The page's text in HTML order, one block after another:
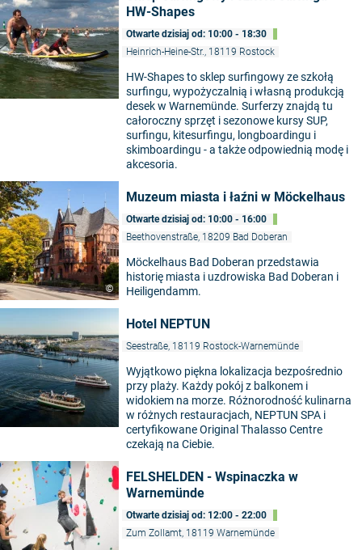
HW-Shapes
Otwarte dzisiaj od: 10:00 - 18:30
Heinrich-Heine-Str., 18119 Rostock
HW-Shapes to sklep surfingowy ze szkołą
surfingu, wypożyczalnią i własną produkcją
desek w Warnemünde. Surferzy znajdą tu
całoroczny sprzęt i sezonowe kursy SUP,
surfingu, kitesurfingu, longboardingu i
skimboardingu - a także odpowiednią modę i
akcesoria.
©
Muzeum miasta i łaźni w Möckelhaus
Otwarte dzisiaj od: 10:00 - 16:00
Beethovenstraße, 18209 Bad Doberan
Möckelhaus Bad Doberan przedstawia
historię miasta i uzdrowiska Bad Doberan i
Heiligendamm.
Hotel NEPTUN
Seestraße, 18119 Rostock-Warnemünde
Wyjątkowo piękna lokalizacja bezpośrednio
przy plaży. Każdy pokój z balkonem i
widokiem na morze. Różnorodność kulinarna
w różnych restauracjach, NEPTUN SPA i
certyfikowane Original Thalasso Centre
czekają na Ciebie.
FELSHELDEN - Wspinaczka w
Warnemünde
Otwarte dzisiaj od: 12:00 - 22:00
Zum Zollamt, 18119 Warnemünde